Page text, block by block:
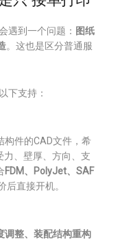
遇到一个问题： 图纸
。这也是区分普通服
下支持：
构件的CAD文件，希
力、壁厚、方向、支
FDM、PolyJet、SAF
后直接开机。
调整、装配结构重构